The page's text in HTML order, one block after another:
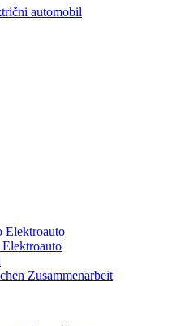
automobil
Zusammenarbeit